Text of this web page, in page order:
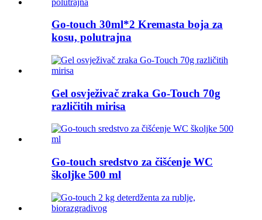
Go-touch 30ml*2 Kremasta boja za
kosu, polutrajna
Gel osvježivač zraka Go-Touch 70g
različitih mirisa
Go-touch sredstvo za čišćenje WC
školjke 500 ml